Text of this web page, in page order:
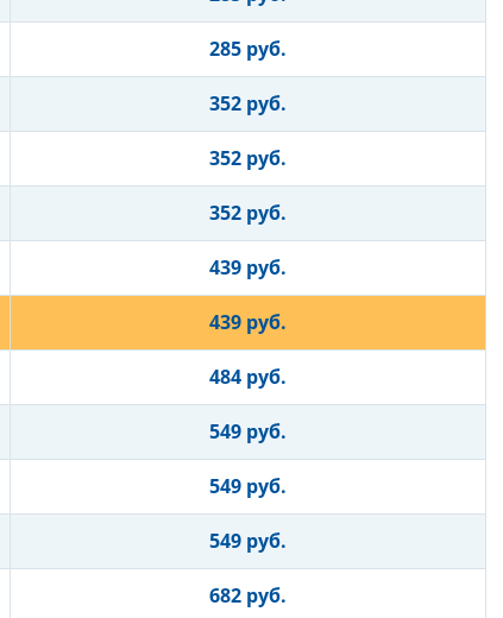
285 руб.
352 руб.
352 руб.
352 руб.
439 руб.
439 руб.
484 руб.
549 руб.
549 руб.
549 руб.
682 руб.